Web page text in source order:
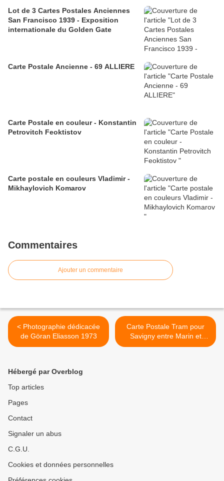
Lot de 3 Cartes Postales Anciennes
San Francisco 1939 - Exposition
internationale du Golden Gate
Carte Postale Ancienne - 69 ALLIERE
Carte Postale en couleur - Konstantin
Petrovitch Feoktistov
Carte postale en couleurs Vladimir -
Mikhaylovich Komarov
Commentaires
Ajouter un commentaire
< Photographie dédicacée
de Göran Eliasson 1973
Carte Postale Tram pour
Savigny entre Marin et
Vers-chez-les-Blancs >
Hébergé par Overblog
Top articles
Pages
Contact
Signaler un abus
C.G.U.
Cookies et données personnelles